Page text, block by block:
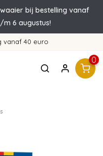
bij bestelling vanaf
m 6 augustus!
40 euro
0